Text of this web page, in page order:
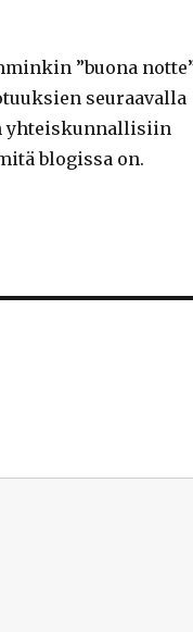
”buona
seuraavalla
yhteiskunnallisiin
blogissa on.